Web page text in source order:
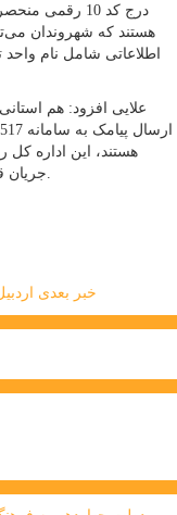
درج کد 10
اطلاعاتی شامل نام
علایی افزود: هم
خبر بعدی